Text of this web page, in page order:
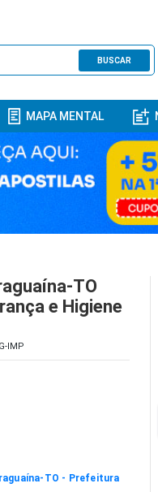
BUSCAR
MAPA MENTAL
TO
e Higiene
IMP
TO - Prefeitura